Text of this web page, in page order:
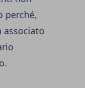
perché,
associato